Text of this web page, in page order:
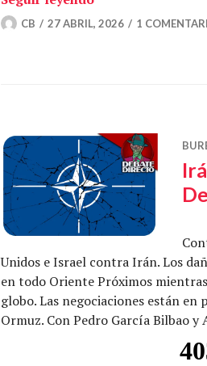
CB 27 ABRIL, 2026 1
Unidos e Israel contra Irán. Los
en todo Oriente Próximos
globo. Las negociaciones están
Ormuz. Con Pedro García Bilbao y